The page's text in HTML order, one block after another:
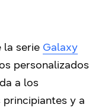
la serie Galaxy
personalizados
a los
y a